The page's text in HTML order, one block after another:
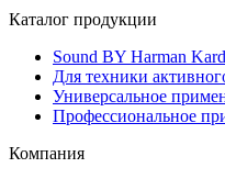
Каталог продукции
Sound BY Harman
Для техники
Универсальное
Профессиональное
Компания